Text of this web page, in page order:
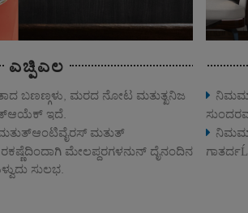
ಎಚ್ಪಿಎಲ
ಬಣಣ್ಗಳು, ಮರದ ನೋಟ ಮತುತ್ಖನಿಜ
ಇದೆ.
ಮತುತ್ಆಂಟಿವೈರಸ್ ಮತುತ್
ಮೇಲಪ್ದರಗಳನುನ್ ದೈನಂದಿನ
ಸುಲಭ.
ನಿಮಮ್
ನಿಮಮ್